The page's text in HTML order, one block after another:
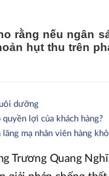
rằng nếu ngân
hụt thu trên
dưỡng
lợi của khách hàng?
mạ nhân viên hàng
Trương Quang